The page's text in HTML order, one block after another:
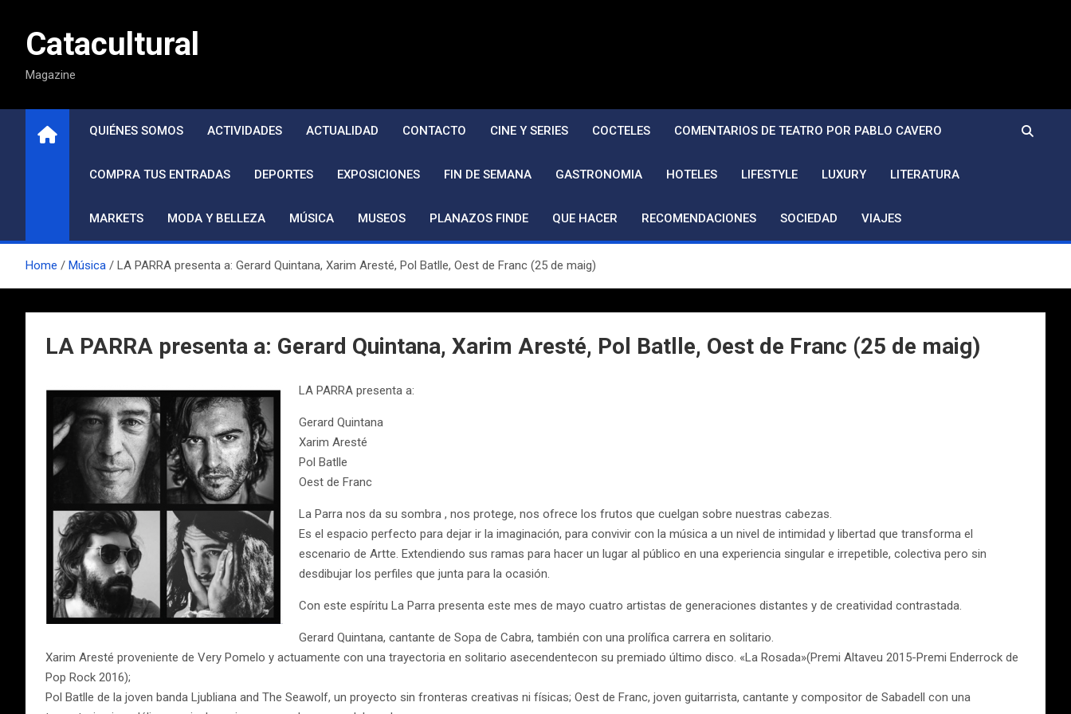
contenidoCatacultural
Magazine
QUIÉNES SOMOS ACTIVIDADES ACTUALIDAD CONTACTO CINE Y SERIES COCTELES COMENTARIOS DE TEATRO POR PABLO CAVERO
COMPRA TUS ENTRADAS DEPORTES EXPOSICIONES FIN DE SEMANA GASTRONOMIA HOTELES LIFESTYLE LUXURY LITERATURA
MARKETS MODA Y BELLEZA MÚSICA MUSEOS PLANAZOS FINDE QUE HACER RECOMENDACIONES SOCIEDAD VIAJES
Home Música LA PARRA presenta a: Gerard Quintana, Xarim Aresté, Pol Batlle, Oest de Franc (25 de maig)
LA PARRA presenta a: Gerard Quintana, Xarim Aresté, Pol Batlle, Oest de Franc (25 de maig)
LA PARRA presenta a:
Gerard Quintana
Xarim Aresté
Pol Batlle
Oest de Franc
La Parra nos da su sombra , nos protege, nos ofrece los frutos que cuelgan sobre nuestras cabezas.
Es el espacio perfecto para dejar ir la imaginación, para convivir con la música a un nivel de intimidad y libertad que transforma el
escenario de Artte. Extendiendo sus ramas para hacer un lugar al público en una experiencia singular e irrepetible, colectiva pero sin
desdibujar los perfiles que junta para la ocasión.
Con este espíritu La Parra presenta este mes de mayo cuatro artistas de generaciones distantes y de creatividad contrastada.
Gerard Quintana, cantante de Sopa de Cabra, también con una prolífica carrera en solitario.
Xarim Aresté proveniente de Very Pomelo y actuamente con una trayectoria en solitario asecendentecon su premiado último disco. «La Rosada»(Premi Altaveu 2015-Premi Enderrock de
Pop Rock 2016);
Pol Batlle de la joven banda Ljubliana and The Seawolf, un proyecto sin fronteras creativas ni físicas; Oest de Franc, joven guitarrista, cantante y compositor de Sabadell con una